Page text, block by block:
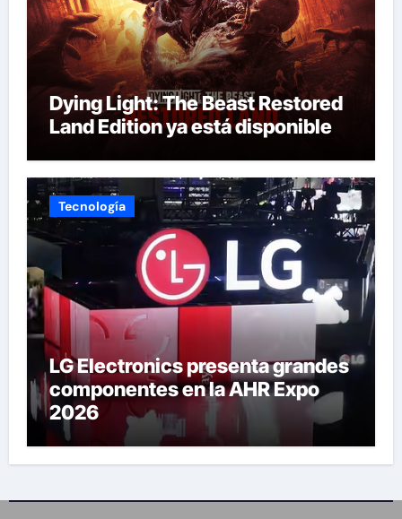
Dying Light: The Beast Restored
Land Edition ya está disponible
Tecnología
LG Electronics presenta grandes
componentes en la AHR Expo
2026